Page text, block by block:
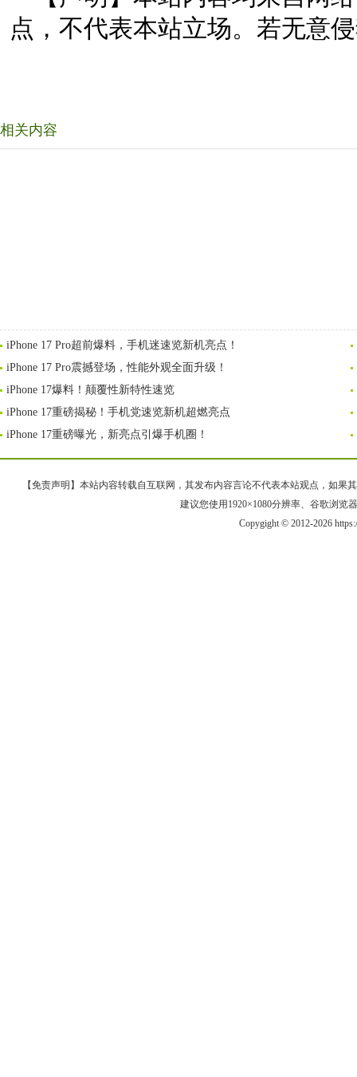
点，不代表本站立场。若无意
相关内容
iPhone 17 Pro超前爆料，手机迷速览新机亮点！
iPhone 17 Pro震撼登场，性能外观全面升级！
iPhone 17爆料！颠覆性新特性速览
iPhone 17重磅揭秘！手机党速览新机超燃亮点
iPhone 17重磅曝光，新亮点引爆手机圈！
【免责声明】本站内容转载自互联网，其发布内容言论不代表本站观点，如果
建议您使用1920×1080分辨率、谷歌浏览
Copygight © 2012-2026